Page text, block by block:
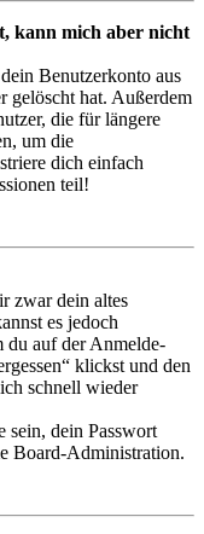
kann mich aber nicht
Benutzerkonto aus
gelöscht hat. Außerdem
die für längere
um die
dich einfach
teil!
zwar dein altes
es jedoch
du auf der Anmelde-
klickst und den
schnell wieder
sein, dein Passwort
Board-Administration.